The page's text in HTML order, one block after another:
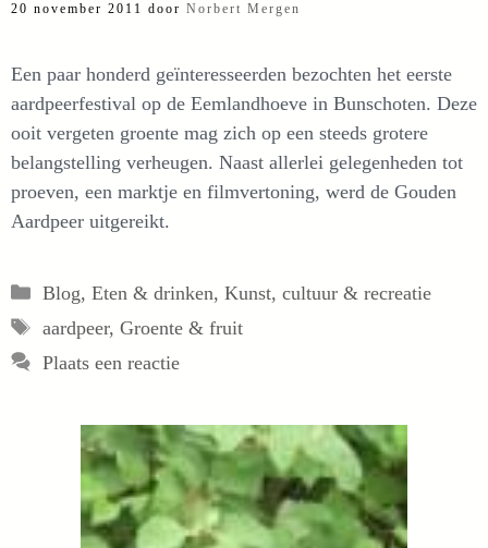
20 november 2011 door Norbert Mergen
Een paar honderd geïnteresseerden bezochten het eerste
aardpeerfestival op de Eemlandhoeve in Bunschoten. Deze
ooit vergeten groente mag zich op een steeds grotere
belangstelling verheugen. Naast allerlei gelegenheden tot
proeven, een marktje en filmvertoning, werd de Gouden
Aardpeer uitgereikt.
Categorieën
Blog, Eten & drinken, Kunst, cultuur & recreatie
Tags
aardpeer, Groente & fruit
Plaats een reactie